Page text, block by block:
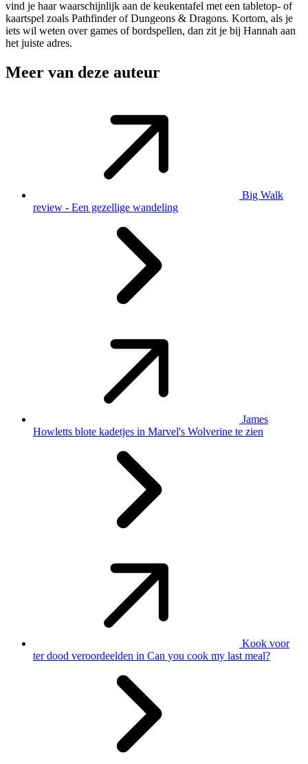
vind je haar waarschijnlijk aan de keukentafel met een tabletop- of
kaartspel zoals Pathfinder of Dungeons & Dragons. Kortom, als je
iets wil weten over games of bordspellen, dan zit je bij Hannah aan
het juiste adres.
Meer van deze auteur
Big Walk
review - Een gezellige wandeling
James
Howletts blote kadetjes in Marvel's Wolverine te zien
Kook voor
ter dood veroordeelden in Can you cook my last meal?